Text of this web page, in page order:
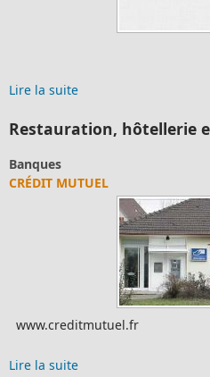
Lire la suite
Restauration, hôtellerie
Banques
CRÉDIT MUTUEL
www.creditmutuel.fr
Lire la suite